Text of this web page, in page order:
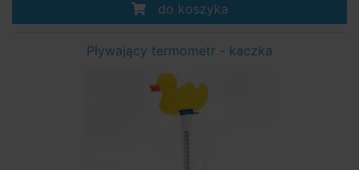
do koszyka
Pływający termometr - kaczka